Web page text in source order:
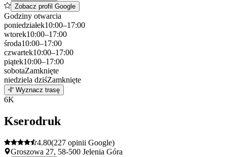
Zobacz profil Google
Godziny otwarcia
poniedziałek10:00–17:00
wtorek10:00–17:00
środa10:00–17:00
czwartek10:00–17:00
piątek10:00–17:00
sobotaZamknięte
niedziela dziśZamknięte
+
Wyznacz trasę
6K
Kserodruk
4.80(227 opinii Google)
Groszowa 27, 58-500 Jelenia Góra